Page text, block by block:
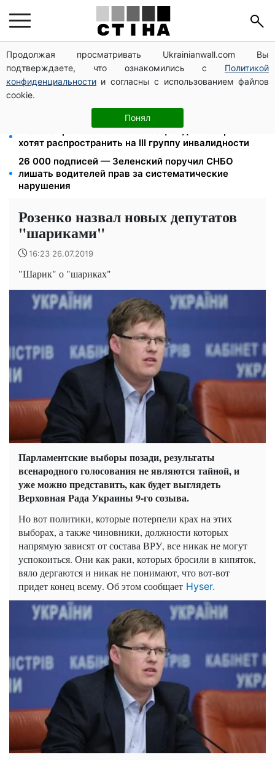
Продолжая просматривать Ukrainianwall.com Вы
подтверждаете, что ознакомились с Политикой
конфиденциальности и согласны с использованием файлов
cookie.
Понял
Метро будет принимать киевлян до тревоги, но без
палаток: Бондаренко назвал правила
Фейковые сайты сервисных центров МВД:
мошенники выманивают деньги у водителей перед
выездом за границу
120 000 грн на авто: компенсацию для ветеранов
хотят распространить на III группу инвалидности
26 000 подписей — Зеленский поручил СНБО
лишать водителей прав за систематические
нарушения
Розенко назвал новых депутатов
"шариками"
16:23 26.07.2019
"Шарик" о "шариках"
Парламентские выборы позади, результаты
всенародного голосования не являются тайной, и
уже можно представить, как будет выглядеть
Верховная Рада Украины 9-го созыва.
Но вот политики, которые потерпели крах на этих
выборах, а также чиновники, должности которых
напрямую зависят от состава ВРУ, все никак не могут
успокоиться. Они как раки, которых бросили в кипяток,
вяло дергаются и никак не понимают, что вот-вот
придет конец всему. Об этом сообщает Hyser.